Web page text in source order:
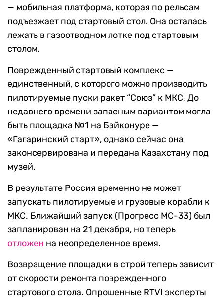
— мобильная платформа, которая по рельсам
подъезжает под стартовый стол. Она осталась
лежать в газоотводном лотке под стартовым
столом.
Поврежденный стартовый комплекс —
единственный, с которого можно производить
пилотируемые пуски ракет “Союз” к МКС. До
недавнего времени запасным вариантом могла
быть площадка №1 на Байконуре —
«Гагаринский старт», однако сейчас она
законсервирована и передана Казахстану под
музей.
В результате Россия временно не может
запускать пилотируемые и грузовые корабли к
МКС. Ближайший запуск (Прогресс МС-33) был
запланирован на 21 декабря, но теперь
отложен на неопределенное время.
Возвращение площадки в строй теперь зависит
от скорости ремонта поврежденного
стартового стола. Опрошенные RTVI эксперты